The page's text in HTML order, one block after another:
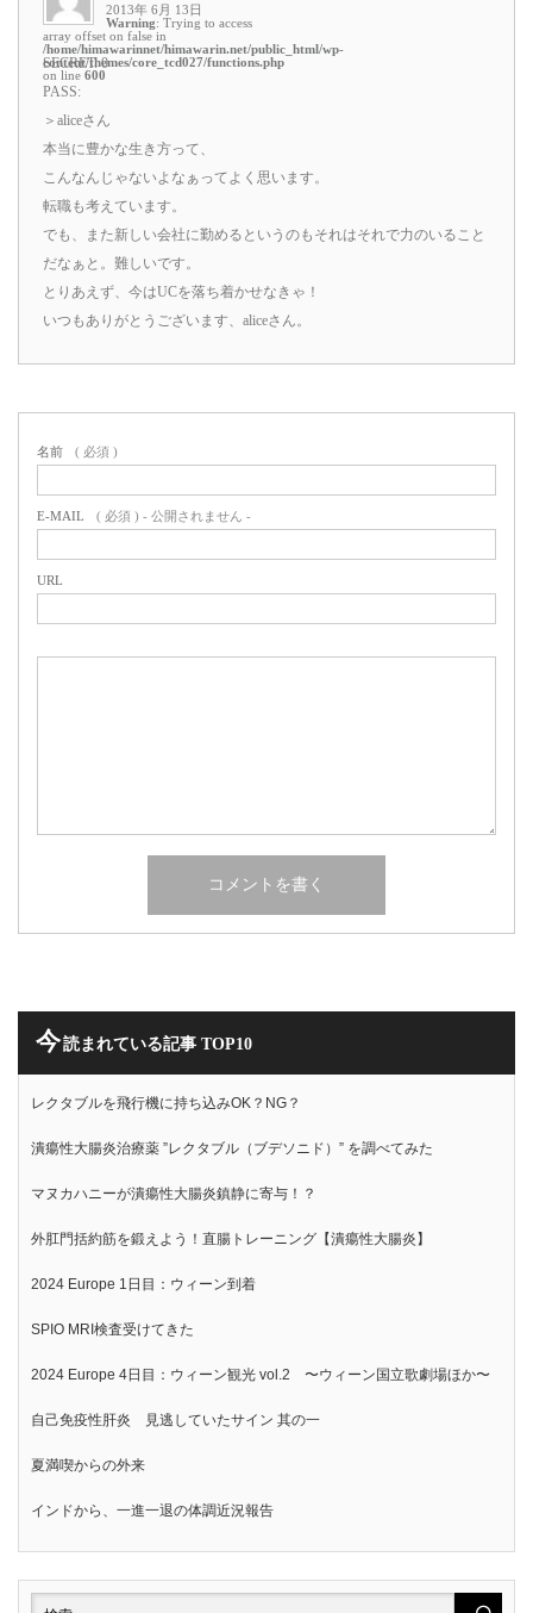
2013年 6月 13日
Warning: Trying to access
array offset on false in
/home/himawarinnet/himawarin.net/public_html/wp-
content/themes/core_tcd027/functions.php
on line 600
SECRET: 0
PASS:
＞aliceさん
本当に豊かな生き方って、
こんなんじゃないよなぁってよく思います。
転職も考えています。
でも、また新しい会社に勤めるというのもそれはそれで力のいること
だなぁと。難しいです。
とりあえず、今はUCを落ち着かせなきゃ！
いつもありがとうございます、aliceさん。
名前 ( 必須 )
E-MAIL ( 必須 ) - 公開されません -
URL
今読まれている記事 TOP10
レクタブルを飛行機に持ち込みOK？NG？
潰瘍性大腸炎治療薬 ”レクタブル（ブデソニド）” を調べてみた
マヌカハニーが潰瘍性大腸炎鎮静に寄与！？
外肛門括約筋を鍛えよう！直腸トレーニング【潰瘍性大腸炎】
2024 Europe 1日目：ウィーン到着
SPIO MRI検査受けてきた
2024 Europe 4日目：ウィーン観光 vol.2 〜ウィーン国立歌劇場ほか〜
自己免疫性肝炎 見逃していたサイン 其の一
夏満喫からの外来
インドから、一進一退の体調近況報告